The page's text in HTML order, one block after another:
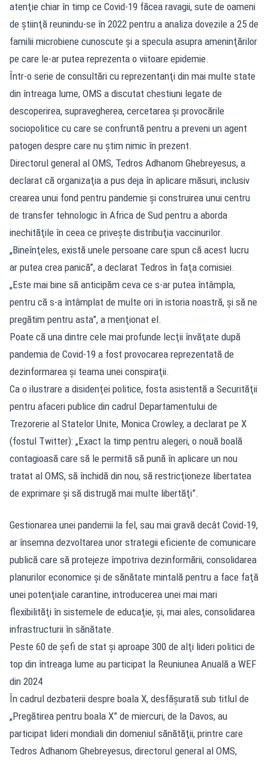
atenţie chiar în timp ce Covid-19 făcea ravagii, sute de oameni
de ştiinţă reunindu-se în 2022 pentru a analiza dovezile a 25 de
familii microbiene cunoscute şi a specula asupra ameninţărilor
pe care le-ar putea reprezenta o viitoare epidemie.
Într-o serie de consultări cu reprezentanţi din mai multe state
din întreaga lume, OMS a discutat chestiuni legate de
descoperirea, supravegherea, cercetarea şi provocările
sociopolitice cu care se confruntă pentru a preveni un agent
patogen despre care nu ştim nimic în prezent.
Directorul general al OMS, Tedros Adhanom Ghebreyesus, a
declarat că organizaţia a pus deja în aplicare măsuri, inclusiv
crearea unui fond pentru pandemie şi construirea unui centru
de transfer tehnologic în Africa de Sud pentru a aborda
inechităţile în ceea ce priveşte distribuţia vaccinurilor.
„Bineînţeles, există unele persoane care spun că acest lucru
ar putea crea panică”, a declarat Tedros în faţa comisiei.
„Este mai bine să anticipăm ceva ce s-ar putea întâmpla,
pentru că s-a întâmplat de multe ori în istoria noastră, şi să ne
pregătim pentru asta”, a menţionat el.
Poate că una dintre cele mai profunde lecţii învăţate după
pandemia de Covid-19 a fost provocarea reprezentată de
dezinformarea şi teama unei conspiraţii.
Ca o ilustrare a disidenţei politice, fosta asistentă a Securităţii
pentru afaceri publice din cadrul Departamentului de
Trezorerie al Statelor Unite, Monica Crowley, a declarat pe X
(fostul Twitter): „Exact la timp pentru alegeri, o nouă boală
contagioasă care să le permită să pună în aplicare un nou
tratat al OMS, să închidă din nou, să restricţioneze libertatea
de exprimare şi să distrugă mai multe libertăţi”.
Gestionarea unei pandemii la fel, sau mai gravă decât Covid-19,
ar însemna dezvoltarea unor strategii eficiente de comunicare
publică care să protejeze împotriva dezinformării, consolidarea
planurilor economice şi de sănătate mintală pentru a face faţă
unei potenţiale carantine, introducerea unei mai mari
flexibilităţi în sistemele de educaţie, şi, mai ales, consolidarea
infrastructurii în sănătate.
Peste 60 de şefi de stat şi aproape 300 de alţi lideri politici de
top din întreaga lume au participat la Reuniunea Anuală a WEF
din 2024
În cadrul dezbaterii despre boala X, desfăşurată sub titlul de
„Pregătirea pentru boala X” de miercuri, de la Davos, au
participat lideri mondiali din domeniul sănătăţii, printre care
Tedros Adhanom Ghebreyesus, directorul general al OMS,